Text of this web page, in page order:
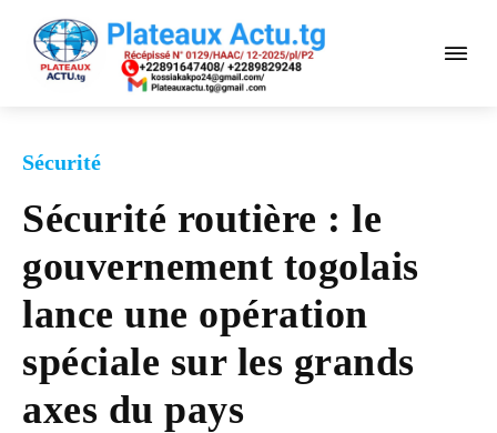
Sécurité
Sécurité routière : le
gouvernement togolais
lance une opération
spéciale sur les grands
axes du pays